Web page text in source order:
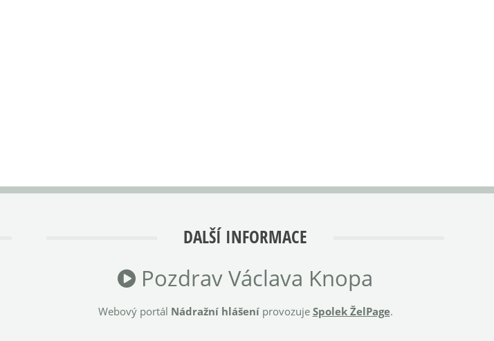
DALŠÍ INFORMACE
Pozdrav Václava Knopa
Webový portál Nádražní hlášeníprovozuje Spolek ŽelPage.